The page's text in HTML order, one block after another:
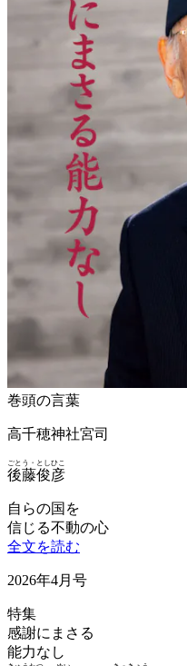
巻頭の言葉
高千穂神社宮司
後藤俊彦
ごとう・としひこ
自らの国を
信じる不動の心
全文を読む
2026年4月号
特集
感謝にまさる
能力なし